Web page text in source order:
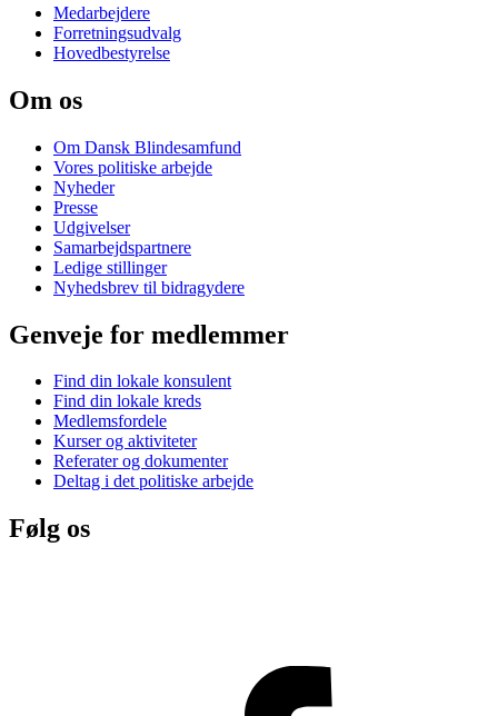
Medarbejdere
Forretningsudvalg
Hovedbestyrelse
Om os
Om Dansk Blindesamfund
Vores politiske arbejde
Nyheder
Presse
Udgivelser
Samarbejdspartnere
Ledige stillinger
Nyhedsbrev til bidragydere
Genveje for medlemmer
Find din lokale konsulent
Find din lokale kreds
Medlemsfordele
Kurser og aktiviteter
Referater og dokumenter
Deltag i det politiske arbejde
Følg os